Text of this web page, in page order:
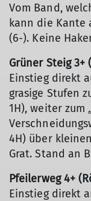
Vom Band,
kann die Kante
(6-). Keine
Grüner Steig 3+
Einstieg direkt
grasige Stufen
1H), weiter zum
4H) über
Grat. Stand an
Pfeilerweg 4+
Einstieg direkt